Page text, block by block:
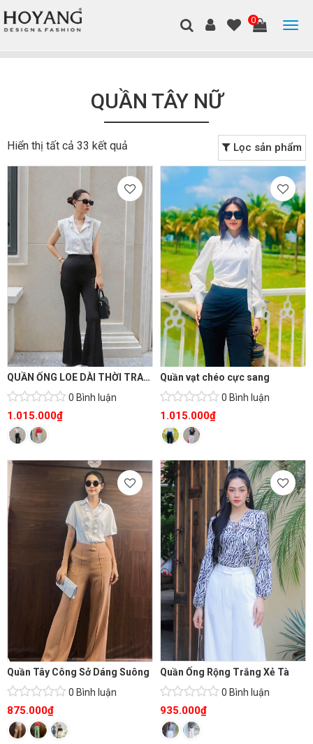
0
QUẦN TÂY NỮ
Hiển thị tất cả 33 kết quả Lọc sản phẩm
QUẦN ỐNG LOE DÀI THỜI TRANG SANG TRỌNG
0 Bình luận
1.015.000₫
Quần vạt chéo cực sang
0 Bình luận
1.015.000₫
Quần Tây Công Sở Dáng Suông
0 Bình luận
875.000₫
Quần Ống Rộng Trắng Xẻ Tà
0 Bình luận
935.000₫